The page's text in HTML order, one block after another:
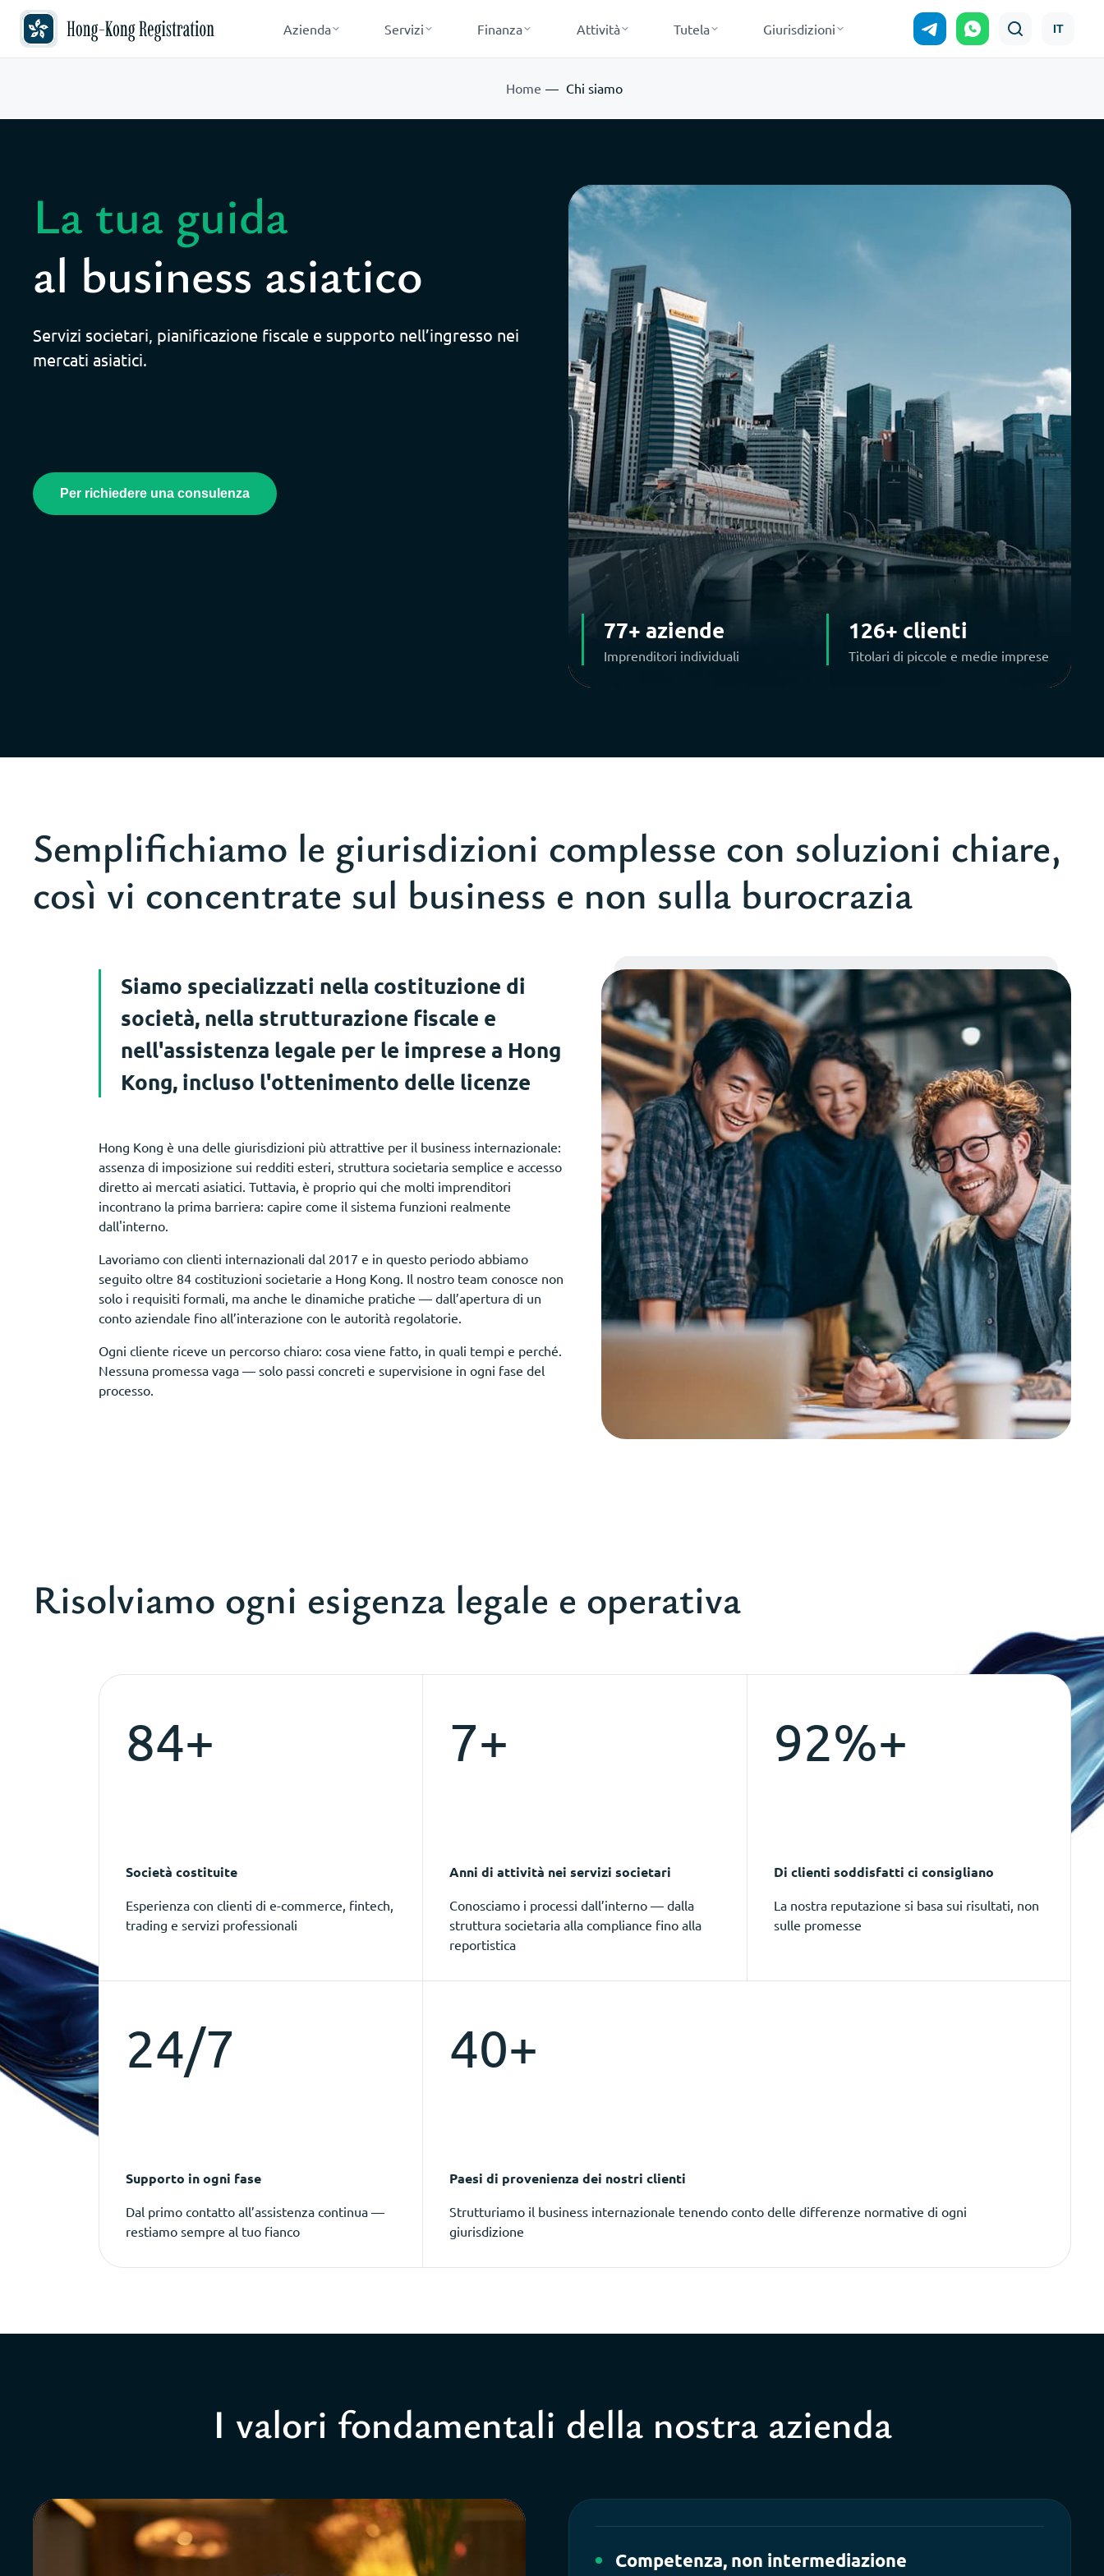
Azienda Servizi Finanza Attività Tutela Giurisdizioni IT
Home Chi siamo
La tua guida
al business asiatico
Servizi societari, pianificazione fiscale e supporto nell’ingresso nei
mercati asiatici.
Per richiedere una consulenza
77+ aziende
Imprenditori individuali
126+ clienti
Titolari di piccole e medie imprese
Semplifichiamo le giurisdizioni complesse con soluzioni chiare,
così vi concentrate sul business e non sulla burocrazia
Siamo specializzati nella costituzione di
società, nella strutturazione fiscale e
nell'assistenza legale per le imprese a Hong
Kong, incluso l'ottenimento delle licenze
Hong Kong è una delle giurisdizioni più attrattive per il business internazionale:
assenza di imposizione sui redditi esteri, struttura societaria semplice e accesso
diretto ai mercati asiatici. Tuttavia, è proprio qui che molti imprenditori
incontrano la prima barriera: capire come il sistema funzioni realmente
dall'interno.
Lavoriamo con clienti internazionali dal 2017 e in questo periodo abbiamo
seguito oltre 84 costituzioni societarie a Hong Kong. Il nostro team conosce non
solo i requisiti formali, ma anche le dinamiche pratiche — dall’apertura di un
conto aziendale fino all’interazione con le autorità regolatorie.
Ogni cliente riceve un percorso chiaro: cosa viene fatto, in quali tempi e perché.
Nessuna promessa vaga — solo passi concreti e supervisione in ogni fase del
processo.
Risolviamo ogni esigenza legale e operativa
84+
Società costituite
Esperienza con clienti di e-commerce, fintech,
trading e servizi professionali
7+
Anni di attività nei servizi societari
Conosciamo i processi dall’interno — dalla
struttura societaria alla compliance fino alla
reportistica
92%+
Di clienti soddisfatti ci consigliano
La nostra reputazione si basa sui risultati, non
sulle promesse
24/7
Supporto in ogni fase
Dal primo contatto all’assistenza continua —
restiamo sempre al tuo fianco
40+
Paesi di provenienza dei nostri clienti
Strutturiamo il business internazionale tenendo conto delle differenze normative di ogni
giurisdizione
I valori fondamentali della nostra azienda
Competenza, non intermediazione